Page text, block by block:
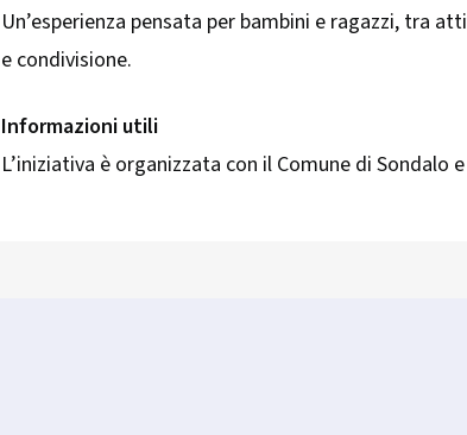
Un’esperienza pensata per bambini e ragazzi, tra
e condivisione.
Informazioni utili
L’iniziativa è organizzata con il Comune di Sondalo